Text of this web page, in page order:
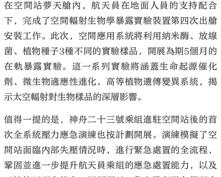
在空間站夢天艙內，航天員在地面人員的支持配合
下，完成了空間輻射生物學暴露實驗裝置第四次出艙
安裝工作。此次，空間應用系統將利用納米酶、放線
菌、植物種子3種不同的實驗樣品，開展為期5個月的
在軌暴露實驗。這一系列實驗將涵蓋生命起源催化
劑、微生物適應性進化，高等植物遺傳變異系統，揭
示太空輻射對生物樣品的深層影響。
值得一提的是，神舟二十三號乘組進駐空間站後的首
次全系統壓力應急演練也按計劃開展。演練模擬了空
間站面臨內部失壓情況時，進行緊急處置的全流程，
鞏固並進一步提升航天員乘組的應急處置能力，以及